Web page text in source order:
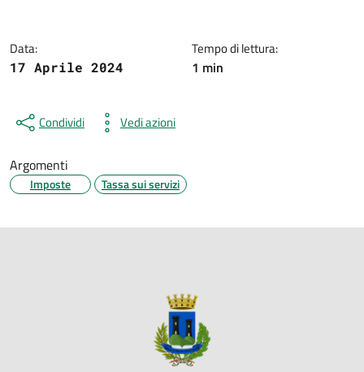
Data:
17 Aprile 2024
Tempo di lettura:
1 min
Condividi Vedi azioni
Argomenti
Imposte Tassa sui servizi